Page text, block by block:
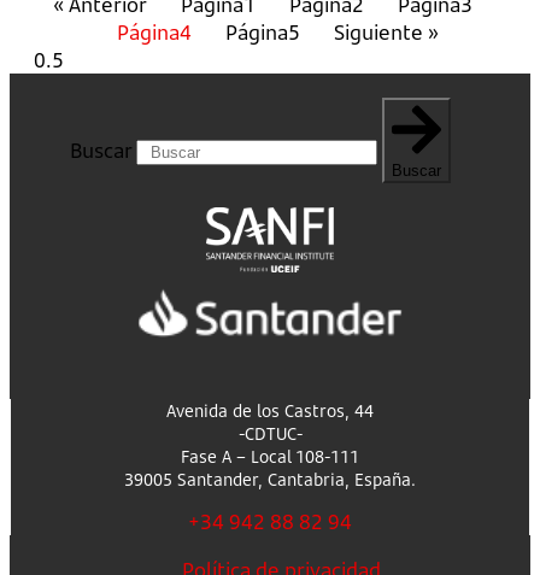
Página4 Página5 Siguiente »
Buscar
Buscar
Avenida de los Castros, 44
-CDTUC-
Fase A – Local 108-111
39005 Santander, Cantabria, España.
+34 942 88 82 94